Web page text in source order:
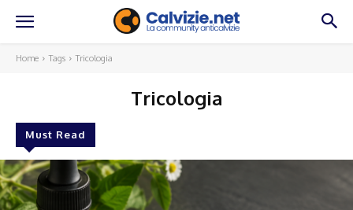
Home Tags Tricologia
Tricologia
Must Read